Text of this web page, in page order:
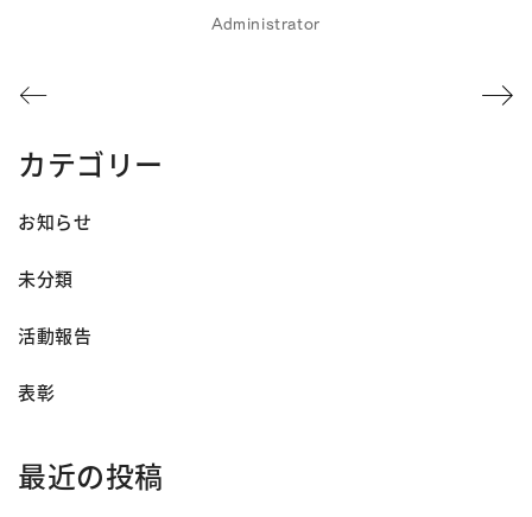
Administrator
カテゴリー
お知らせ
未分類
活動報告
表彰
最近の投稿